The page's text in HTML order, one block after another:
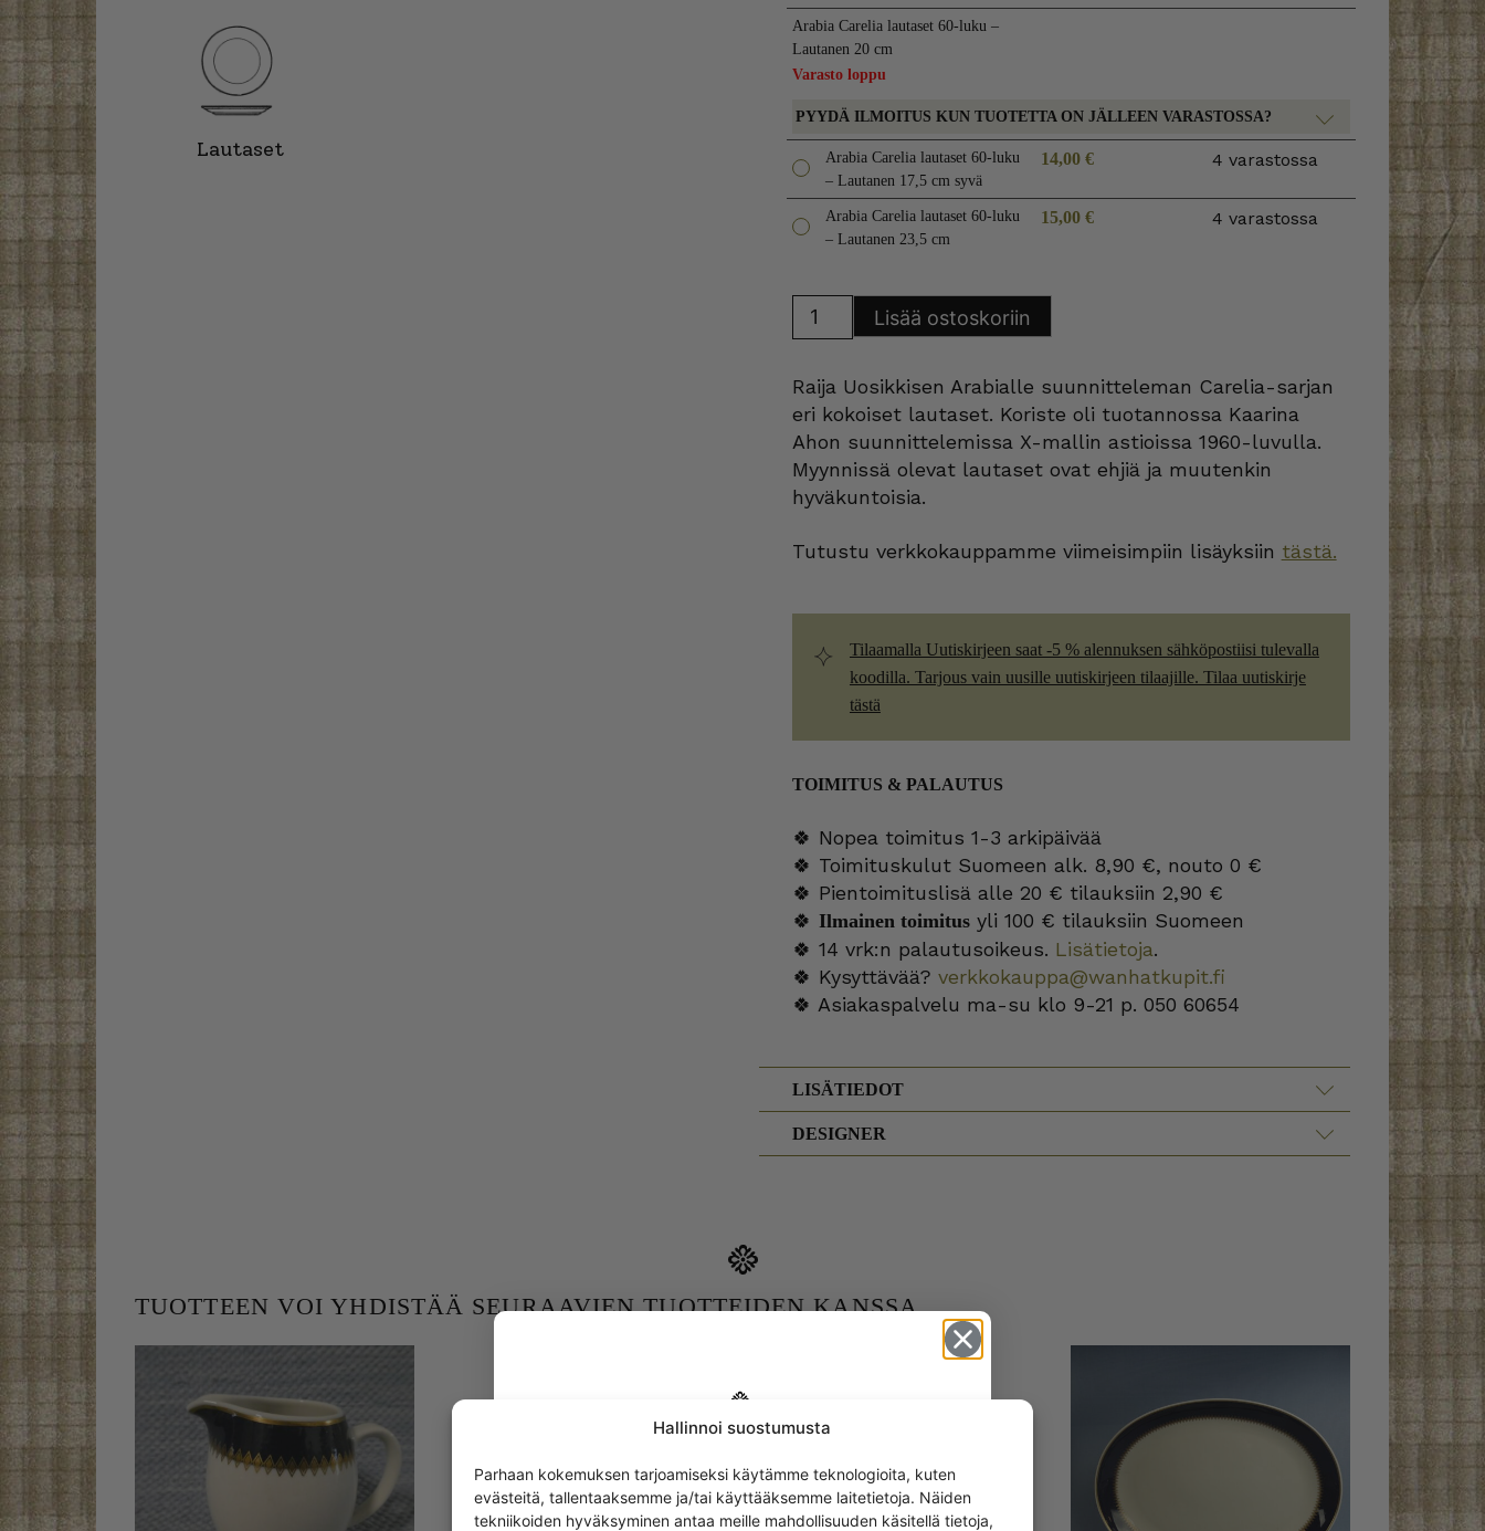
Hallinnoi suostumusta
Parhaan kokemuksen tarjoamiseksi käytämme teknologioita, kuten
evästeitä, tallentaaksemme ja/tai käyttääksemme laitetietoja. Näiden
tekniikoiden hyväksyminen antaa meille mahdollisuuden käsitellä tietoja,
Lautaset
Arabia Carelia lautaset 60-luku –
Lautanen 20 cm
Varasto loppu
PYYDÄ ILMOITUS KUN TUOTETTA ON JÄLLEEN VARASTOSSA?
Arabia Carelia lautaset 60-luku
– Lautanen 17,5 cm syvä
14,00 € 4 varastossa
Arabia Carelia lautaset 60-luku
– Lautanen 23,5 cm
15,00 € 4 varastossa
Carelia
määrä
Lisää ostoskoriin
Raija Uosikkisen Arabialle suunnitteleman Carelia-sarjan
eri kokoiset lautaset. Koriste oli tuotannossa Kaarina
Ahon suunnittelemissa X-mallin astioissa 1960-luvulla.
Myynnissä olevat lautaset ovat ehjiä ja muutenkin
hyväkuntoisia.
Tutustu verkkokauppamme viimeisimpiin lisäyksiin tästä.
Tilaamalla Uutiskirjeen saat -5 % alennuksen sähköpostiisi tulevalla
koodilla. Tarjous vain uusille uutiskirjeen tilaajille. Tilaa uutiskirje
tästä
TOIMITUS & PALAUTUS
🍀 Nopea toimitus 1-3 arkipäivää
🍀 Toimituskulut Suomeen alk. 8,90 €, nouto 0 €
🍀 Pientoimituslisä alle 20 € tilauksiin 2,90 €
🍀 Ilmainen toimitusyli 100 € tilauksiin Suomeen
🍀 14 vrk:n palautusoikeus. Lisätietoja.
🍀 Kysyttävää? verkkokauppa@wanhatkupit.fi
🍀 Asiakaspalvelu ma-su klo 9-21 p. 050 60654
LISÄTIEDOT
DESIGNER
TUOTTEEN VOI YHDISTÄÄ SEURAAVIEN TUOTTEIDEN KANSSA
Get -5%
off?